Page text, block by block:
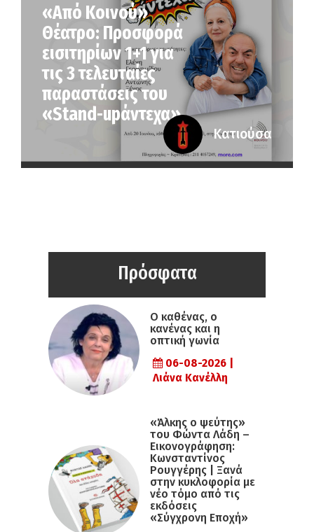
«Από Κοινού»
Θέατρο: Προσφορά
εισιτηρίων 1+1 για
τις 3 τελευταίες
παραστάσεις του
«Stand-upάντεχα»
Κατιούσα
Πρόσφατα
Ο καθένας, ο
κανένας και η
οπτική γωνία
06-08-2026 |
Λιάνα Κανέλλη
«Άλκης ο ψεύτης»
του Φώντα Λάδη –
Εικονογράφηση:
Κωνσταντίνος
Ρουγγέρης | Ξανά
στην κυκλοφορία με
νέο τόμο από τις
εκδόσεις
«Σύγχρονη Εποχή»